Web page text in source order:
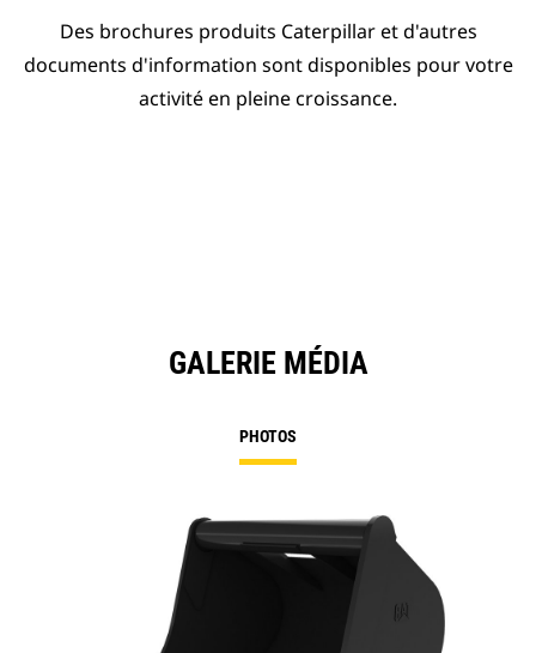
Des brochures produits Caterpillar et d'autres
documents d'information sont disponibles pour votre
activité en pleine croissance.
GALERIE MÉDIA
PHOTOS